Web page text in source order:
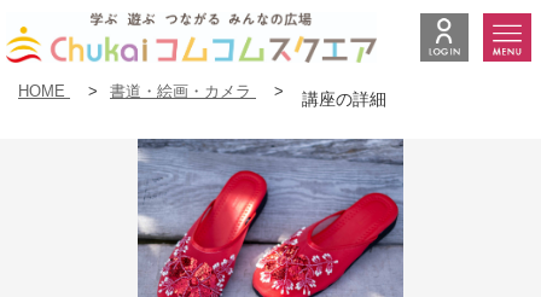
HOME > 書道・絵画・カメラ > 講座の詳細